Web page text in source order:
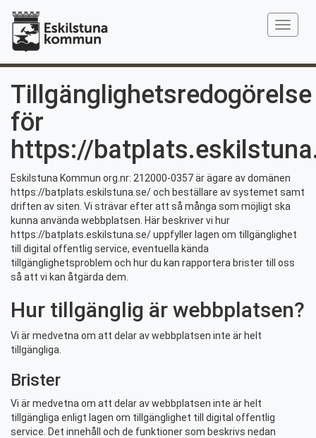
Toggle
Tillgänglighetsredogörelse
för
https://
Eskilstuna Kommun org.nr: 212000-0357 är ägare av domänen
https://batplats.eskilstuna.se/ och beställare av systemet samt
driften av siten. Vi strävar efter att så många som möjligt ska
kunna använda webbplatsen. Här beskriver vi hur
https://batplats.eskilstuna.se/ uppfyller lagen om tillgänglighet
till digital offentlig service, eventuella kända
tillgänglighetsproblem och hur du kan rapportera brister till oss
så att vi kan åtgärda dem.
Hur tillgänglig är webbplatsen?
Vi är medvetna om att delar av webbplatsen inte är helt
tillgängliga.
Brister
Vi är medvetna om att delar av webbplatsen inte är helt
tillgängliga enligt lagen om tillgänglighet till digital offentlig
service. Det innehåll och de funktioner som beskrivs nedan